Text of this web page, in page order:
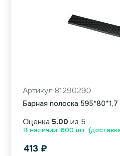
В наличии: 600 шт.
Артикул 81290290
Барная полоска
Оценка 5.00 из 5
413 ₽